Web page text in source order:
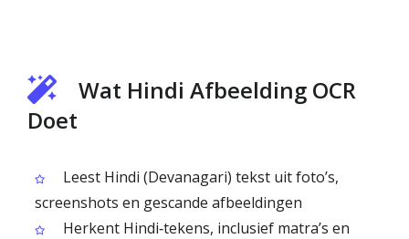
Wat Hindi Afbeelding OCR
Doet
Leest Hindi (Devanagari) tekst uit foto’s,
screenshots en gescande afbeeldingen
Herkent Hindi‑tekens, inclusief matra’s en